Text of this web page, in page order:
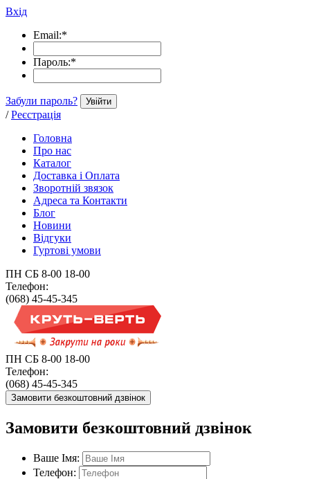
Вхід
Email:*
Пароль:*
Забули пароль? Увійти
/ Реєстрація
Головна
Про нас
Каталог
Доставка і Оплата
Зворотній звязок
Адреса та Контакти
Блог
Новини
Відгуки
Гуртові умови
ПН СБ 8-00 18-00
Телефон:
(068) 45-45-345
ПН СБ 8-00 18-00
Телефон:
(068) 45-45-345
Замовити безкоштовний дзвінок
Замовити безкоштовний дзвінок
Ваше Імя:
Телефон: